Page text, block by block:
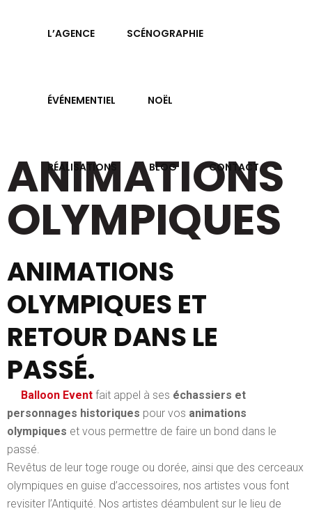
L’AGENCE SCÉNOGRAPHIE
ÉVÉNEMENTIEL NOËL
RÉALISATIONS BLOG CONTACT
ANIMATIONS
OLYMPIQUES
ANIMATIONS
OLYMPIQUES ET
RETOUR DANS LE
PASSÉ.
Balloon Event fait appel à ses échassiers et
personnages historiques pour vos animations
olympiques et vous permettre de faire un bond dans le
passé.
Revêtus de leur toge rouge ou dorée, ainsi que des cerceaux
olympiques en guise d’accessoires, nos artistes vous font
revisiter l’Antiquité. Nos artistes déambulent sur le lieu de